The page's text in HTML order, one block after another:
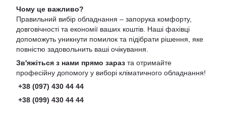
Чому це важливо?
Правильний вибір обладнання – запорука комфорту,
довговічності та економії ваших коштів. Наші фахівці
допоможуть уникнути помилок та підібрати рішення, яке
повністю задовольнить ваші очікування.
Зв'яжіться з нами прямо зараз та отримайте
професійну допомогу у виборі кліматичного обладнання!
+38 (097) 430 44 44
+38 (099) 430 44 44